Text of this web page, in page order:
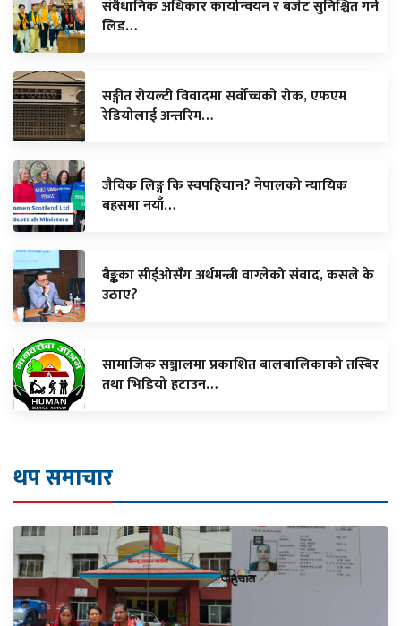
संवैधानिक अधिकार कार्यान्वयन र बजेट सुनिश्चित गर्न
लिड…
सङ्गीत रोयल्टी विवादमा सर्वोच्चको रोक, एफएम
रेडियोलाई अन्तरिम…
जैविक लिङ्ग कि स्वपहिचान? नेपालको न्यायिक
बहसमा नयाँ…
बैङ्कका सीईओसँग अर्थमन्त्री वाग्लेको संवाद, कसले के
उठाए?
सामाजिक सञ्जालमा प्रकाशित बालबालिकाको तस्बिर
तथा भिडियो हटाउन…
थप समाचार